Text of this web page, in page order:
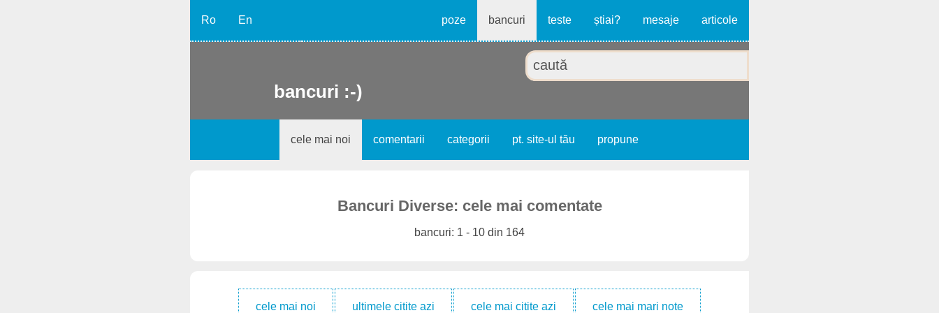
Ro En poze bancuri teste știai? mesaje articole
bancuri :-)
cele mai noi comentarii categorii pt. site-ul tău propune
Bancuri Diverse: cele mai comentate
bancuri: 1 - 10 din 164
cele mai noi ultimele citite azi cele mai citite azi cele mai mari note